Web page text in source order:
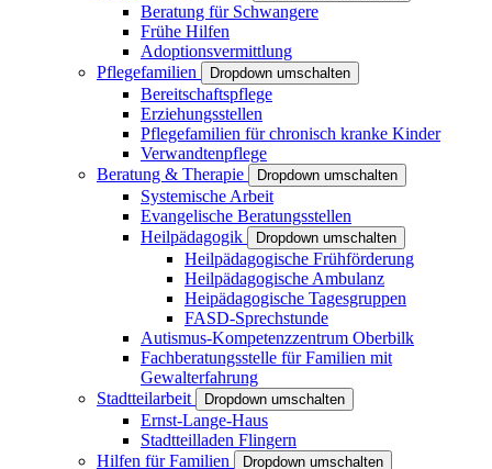
Beratung für Schwangere
Frühe Hilfen
Adoptionsvermittlung
Pflegefamilien
Dropdown umschalten
Bereitschaftspflege
Erziehungsstellen
Pflegefamilien für chronisch kranke Kinder
Verwandtenpflege
Beratung & Therapie
Dropdown umschalten
Systemische Arbeit
Evangelische Beratungsstellen
Heilpädagogik
Dropdown umschalten
Heilpädagogische Frühförderung
Heilpädagogische Ambulanz
Heipädagogische Tagesgruppen
FASD-Sprechstunde
Autismus-Kompetenzzentrum Oberbilk
Fachberatungsstelle für Familien mit
Gewalterfahrung
Stadtteilarbeit
Dropdown umschalten
Ernst-Lange-Haus
Stadtteilladen Flingern
Hilfen für Familien
Dropdown umschalten